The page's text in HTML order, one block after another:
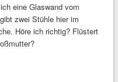
eine Glaswand vom
zwei Stühle hier im
Höre ich richtig? Flüstert